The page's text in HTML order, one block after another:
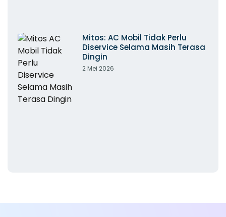
Mitos: AC Mobil Tidak Perlu
Diservice Selama Masih Terasa
Dingin
2 Mei 2026